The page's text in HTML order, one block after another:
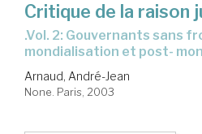
Critique de la raison
.Vol. 2: Gouvernants sans frontières: entre
mondialisation et post-
Arnaud, André-Jean
None. Paris, 2003